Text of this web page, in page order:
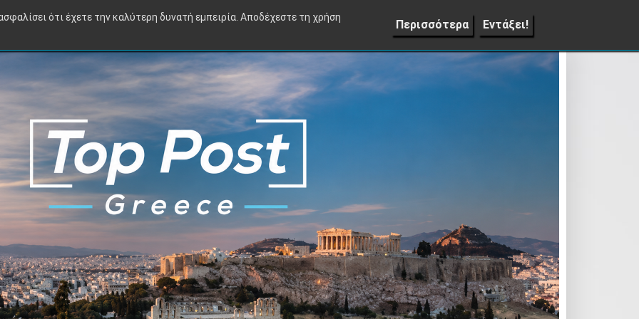
Πολιτική Οικονομία Διεθνή Αθλητικά TV Viral Lifestyle Επικοινωνία
ότι έχετε την καλύτερη δυνατή εμπειρία. Αποδέχεστε τη χρήση
Περισσότερα Εντάξει!